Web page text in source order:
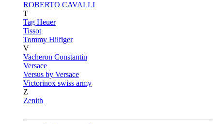
ROBERTO CAVALLI
T
Tag Heuer
Tissot
Tommy Hilfiger
V
Vacheron Constantin
Versace
Versus by Versace
Victorinox swiss army
Z
Zenith